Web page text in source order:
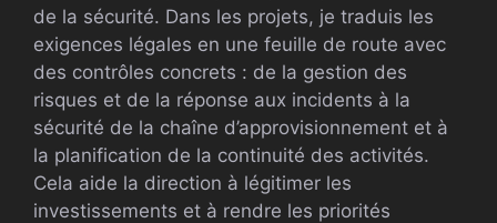
de la sécurité. Dans les projets, je traduis les
exigences légales en une feuille de route avec
des contrôles concrets : de la gestion des
risques et de la réponse aux incidents à la
sécurité de la chaîne d’approvisionnement et à
la planification de la continuité des activités.
Cela aide la direction à légitimer les
investissements et à rendre les priorités